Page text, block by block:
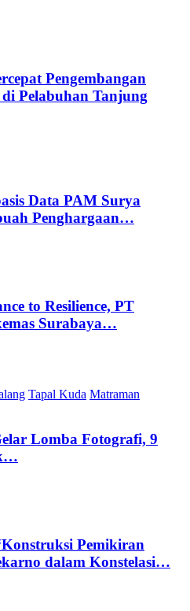
Pengembangan
Pelabuhan Tanjung
Data PAM Surya
Penghargaan…
to Resilience, PT
Surabaya…
Tapal Kuda Matraman
Lomba Fotografi, 9
Pemikiran
dalam Konstelasi…